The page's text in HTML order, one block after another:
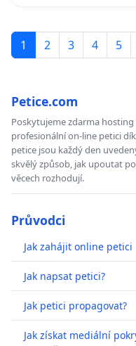
1 2 3 4 5
Petice.com
Poskytujeme zdarma
profesionální on-line petici
petice jsou každý den
skvělý způsob, jak upoutat
věcech rozhodují.
Průvodci
Jak zahájit online petici
Jak napsat petici?
Jak petici propagovat?
Jak získat mediální